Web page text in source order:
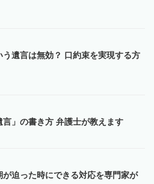
遺言は無効？ 口約束を実現する方
」の書き方 弁護士が教えます
迫った時にできる対応を専門家が